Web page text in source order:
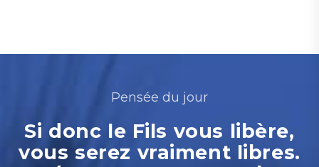
Pensée du jour
Si donc le Fils vous libère,
vous serez vraiment libres.